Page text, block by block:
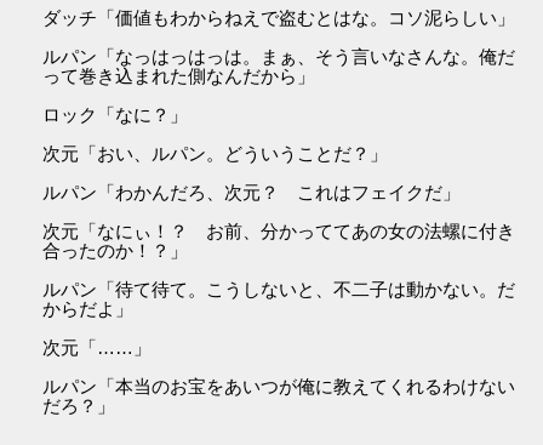
ダッチ「価値もわからねえで盗むとはな。コソ泥らしい」
ルパン「なっはっはっは。まぁ、そう言いなさんな。俺だ
って巻き込まれた側なんだから」
ロック「なに？」
次元「おい、ルパン。どういうことだ？」
ルパン「わかんだろ、次元？ これはフェイクだ」
次元「なにぃ！？ お前、分かっててあの女の法螺に付き
合ったのか！？」
ルパン「待て待て。こうしないと、不二子は動かない。だ
からだよ」
次元「……」
ルパン「本当のお宝をあいつが俺に教えてくれるわけない
だろ？」